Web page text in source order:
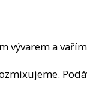
vývarem a